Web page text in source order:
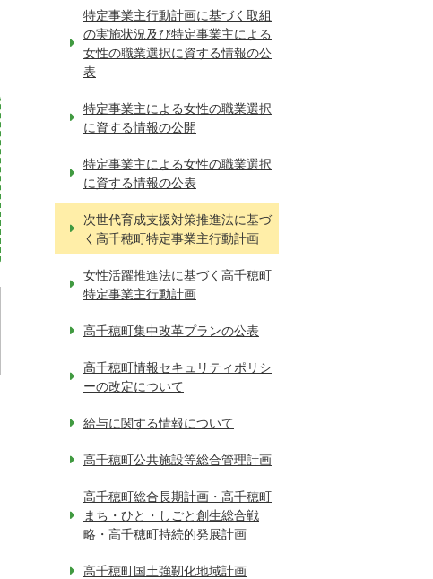
特定事業主行動計画に基づく取組
の実施状況及び特定事業主による
女性の職業選択に資する情報の公
表
特定事業主による女性の職業選択
に資する情報の公開
特定事業主による女性の職業選択
に資する情報の公表
次世代育成支援対策推進法に基づ
く高千穂町特定事業主行動計画
女性活躍推進法に基づく高千穂町
特定事業主行動計画
高千穂町集中改革プランの公表
高千穂町情報セキュリティポリシ
ーの改定について
給与に関する情報について
高千穂町公共施設等総合管理計画
高千穂町総合長期計画・高千穂町
まち・ひと・しごと創生総合戦
略・高千穂町持続的発展計画
高千穂町国土強靭化地域計画